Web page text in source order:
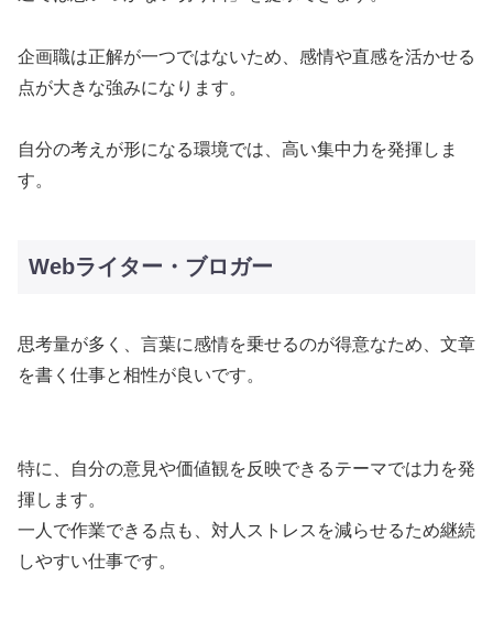
企画職は正解が一つではないため、感情や直感を活かせる
点が大きな強みになります。
自分の考えが形になる環境では、高い集中力を発揮しま
す。
Webライター・ブロガー
思考量が多く、言葉に感情を乗せるのが得意なため、文章
を書く仕事と相性が良いです。
特に、自分の意見や価値観を反映できるテーマでは力を発
揮します。
一人で作業できる点も、対人ストレスを減らせるため継続
しやすい仕事です。